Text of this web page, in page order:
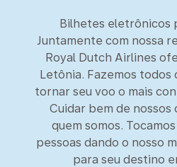
Bilhetes eletrônicos
Juntamente com nossa
Royal Dutch Airlines
Letônia. Fazemos todos
tornar seu voo o mais
Cuidar bem de
quem somos.
pessoas dando o nosso
para seu destino